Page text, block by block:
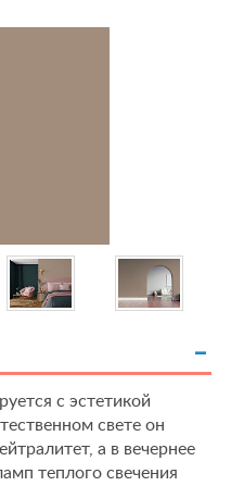
с эстетикой
свете он
а в вечернее
теплого свечения